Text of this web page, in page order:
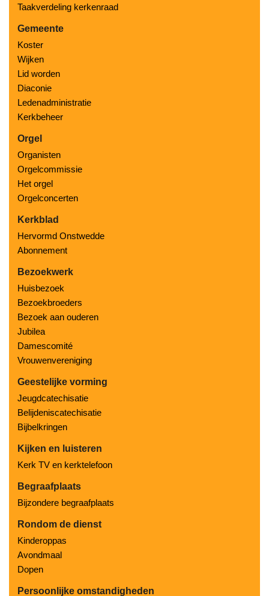
Taakverdeling kerkenraad
Gemeente
Koster
Wijken
Lid worden
Diaconie
Ledenadministratie
Kerkbeheer
Orgel
Organisten
Orgelcommissie
Het orgel
Orgelconcerten
Kerkblad
Hervormd Onstwedde
Abonnement
Bezoekwerk
Huisbezoek
Bezoekbroeders
Bezoek aan ouderen
Jubilea
Damescomité
Vrouwenvereniging
Geestelijke vorming
Jeugdcatechisatie
Belijdeniscatechisatie
Bijbelkringen
Kijken en luisteren
Kerk TV en kerktelefoon
Begraafplaats
Bijzondere begraafplaats
Rondom de dienst
Kinderoppas
Avondmaal
Dopen
Persoonlijke omstandigheden